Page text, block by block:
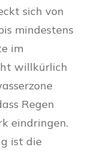
sich von
mindestens
im
willkürlich
Regen
eindringen.
ist die